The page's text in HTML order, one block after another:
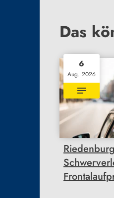
Das
6
Aug. 2026